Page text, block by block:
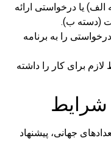
یا درخواستی ارائه
(دسته ب).
را به برنامه
برای کار را داشته
جهانی، پیشنهاد